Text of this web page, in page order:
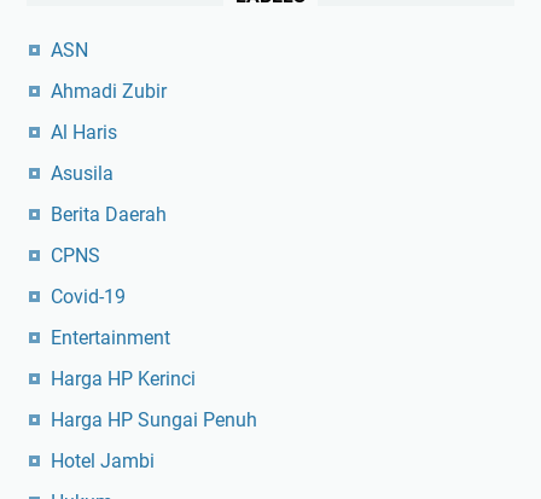
ASN
Ahmadi Zubir
Al Haris
Asusila
Berita Daerah
CPNS
Covid-19
Entertainment
Harga HP Kerinci
Harga HP Sungai Penuh
Hotel Jambi